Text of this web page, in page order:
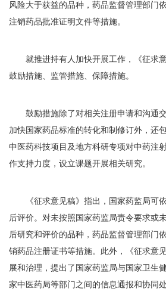
风险大于获益的品种，药品监督管理部门
注销药品批准证明文件等措施。
就推进持有人加快开展工作，《征求意
鼓励措施、监管措施、保障措施。
鼓励措施除了对相关注册申请和沟通交
加快国家药品标准的转化和制修订外，还
中医药科技项目及地方科研专项对中药注
作支持力度，设立课题开展相关研究。
《征求意见稿》指出，国家药监局可
后评价。对未按照国家药监局责令要求或
后研究和评价的品种，药品监督管理部门
销药品注册证书等措施。此外，《征求意
展和治理，提出了国家药监局与国家卫生
家中医药局等部门之间的信息通报和协同处